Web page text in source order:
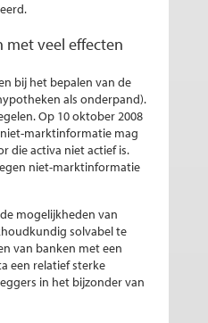
met veel effecten
bij het bepalen van de
als onderpand).
Op 10 oktober 2008
marktinformatie mag
die activa niet actief is.
niet-marktinformatie
mogelijkheden van
solvabel te
van banken met een
een relatief sterke
in het bijzonder van